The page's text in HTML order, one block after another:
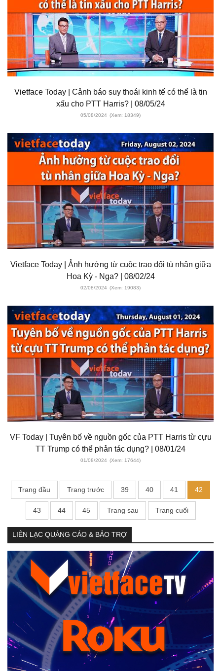
Vietface Today | Cảnh báo suy thoái kinh tế có thể là tin
xấu cho PTT Harris? | 08/05/24
05/08/2024 (Xem: 18349)
Vietface Today | Ảnh hưởng từ cuộc trao đổi tù nhân giữa
Hoa Kỳ - Nga? | 08/02/24
02/08/2024 (Xem: 19083)
VF Today | Tuyên bố về nguồn gốc của PTT Harris từ cựu
TT Trump có thể phản tác dụng? | 08/01/24
01/08/2024 (Xem: 17644)
Trang đầu Trang trước 39 40 41 42
43 44 45 Trang sau Trang cuối
LIÊN LẠC QUẢNG CÁO & BẢO TRỢ